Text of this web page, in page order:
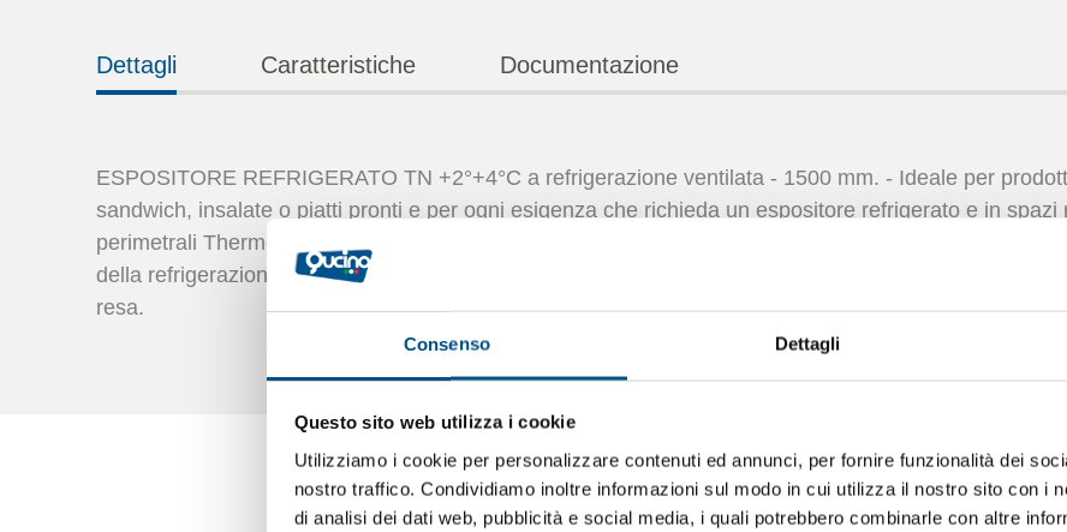
Consenso Dettagli
Questo sito web utilizza i cookie
Utilizziamo i cookie per personalizzare contenuti ed annunci, per fornire funzionalità dei
nostro traffico. Condividiamo inoltre informazioni sul modo in cui utilizza il nostro sito con i
di analisi dei dati web, pubblicità e social media, i quali potrebbero combinarle con altre
Dettagli Caratteristiche Documentazione
ESPOSITORE REFRIGERATO TN +2°+4°C a refrigerazione ventilata - 1500 mm. - Ideale per
sandwich, insalate o piatti pronti e per ogni esigenza che richieda un espositore refrigerato e in spazi
perimetrali Thermopane e porte scorrevoli posteriori, n. 3 ripiani in vetro regolabili in altezza, di
della refrigerazione, illuminazione LED verticale
resa.